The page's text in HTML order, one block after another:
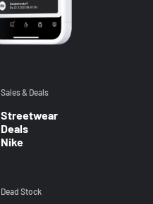
Sales & Deals
Streetwear
Deals
Nike
Dead Stock